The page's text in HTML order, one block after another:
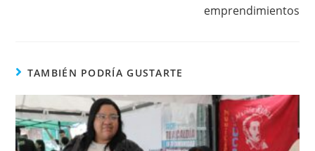
emprendimientos
TAMBIÉN PODRÍA GUSTARTE